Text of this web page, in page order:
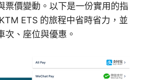
票價變動。以下是一份實用的指
ETS 的旅程中省時省力，並
次、座位與優惠。